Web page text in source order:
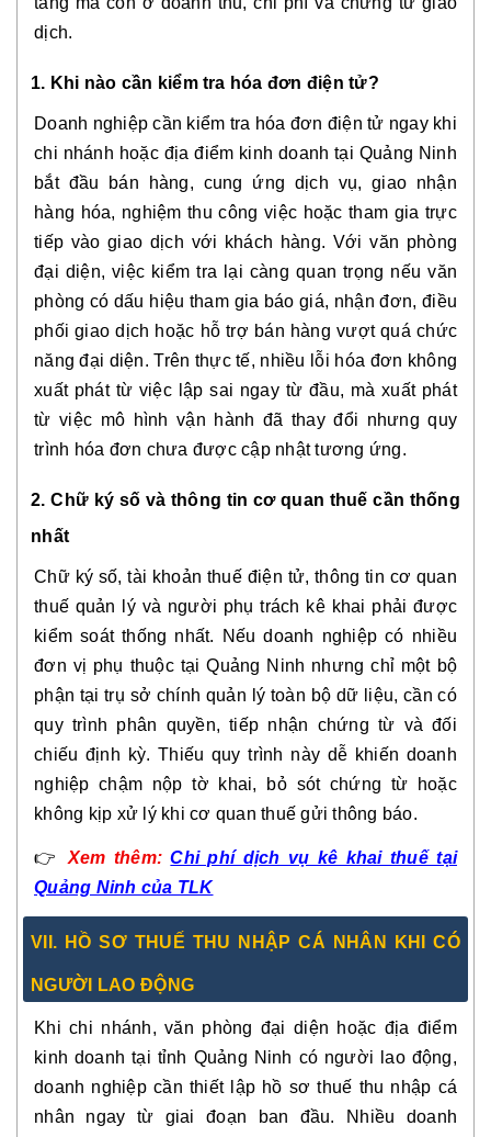
dịch.
1. Khi nào cần kiểm tra hóa đơn điện tử?
Doanh nghiệp cần kiểm tra hóa đơn điện tử ngay khi
chi nhánh hoặc địa điểm kinh doanh tại Quảng Ninh
bắt đầu bán hàng, cung ứng dịch vụ, giao nhận
hàng hóa, nghiệm thu công việc hoặc tham gia trực
tiếp vào giao dịch với khách hàng. Với văn phòng
đại diện, việc kiểm tra lại càng quan trọng nếu văn
phòng có dấu hiệu tham gia báo giá, nhận đơn, điều
phối giao dịch hoặc hỗ trợ bán hàng vượt quá chức
năng đại diện. Trên thực tế, nhiều lỗi hóa đơn không
xuất phát từ việc lập sai ngay từ đầu, mà xuất phát
từ việc mô hình vận hành đã thay đổi nhưng quy
trình hóa đơn chưa được cập nhật tương ứng.
2. Chữ ký số và thông tin cơ quan thuế cần thống
nhất
Chữ ký số, tài khoản thuế điện tử, thông tin cơ quan
thuế quản lý và người phụ trách kê khai phải được
kiểm soát thống nhất. Nếu doanh nghiệp có nhiều
đơn vị phụ thuộc tại Quảng Ninh nhưng chỉ một bộ
phận tại trụ sở chính quản lý toàn bộ dữ liệu, cần có
quy trình phân quyền, tiếp nhận chứng từ và đối
chiếu định kỳ. Thiếu quy trình này dễ khiến doanh
nghiệp chậm nộp tờ khai, bỏ sót chứng từ hoặc
không kịp xử lý khi cơ quan thuế gửi thông báo.
👉 Xem thêm:Chi phí dịch vụ kê khai thuế tại
Quảng Ninh của TLK
VII. HỒ SƠ THUẾ THU NHẬP CÁ NHÂN KHI CÓ
NGƯỜI LAO ĐỘNG
Khi chi nhánh, văn phòng đại diện hoặc địa điểm
kinh doanh tại tỉnh Quảng Ninh có người lao động,
doanh nghiệp cần thiết lập hồ sơ thuế thu nhập cá
nhân ngay từ giai đoạn ban đầu. Nhiều doanh